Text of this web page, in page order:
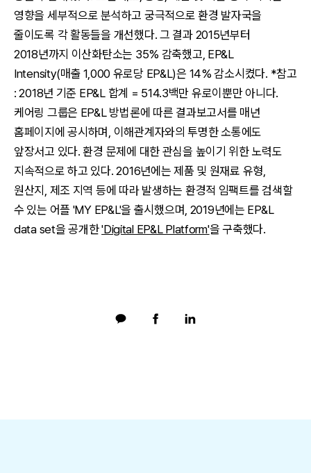
영향을 세부적으로 분석하고 궁극적으로 환경 발자국을
줄이도록 각 활동들을 개선했다. 그 결과 2015년부터
2018년까지 이산화탄소는 35% 감축했고, EP&L
Intensity(매출 1,000 유로당 EP&L)은 14% 감소시켰다. *참고
: 2018년 기준 EP&L 합계 = 514.3백만 유로이뿐만 아니다.
케어링 그룹은 EP&L 방법론에 따른 결과보고서를 매년
홈페이지에 공시하며, 이해관계자와의 투명한 소통에도
앞장서고 있다. 환경 문제에 대한 관심을 높이기 위한 노력도
지속적으로 하고 있다. 2016년에는 제품 및 원재료 유형,
원산지, 제조 지역 등에 따라 발생하는 환경적 임팩트를 검색할
수 있는 어플 'MY EP&L'을 출시했으며, 2019년에는 EP&L
data set을 공개한'Digital EP&L Platform'을 구축했다.